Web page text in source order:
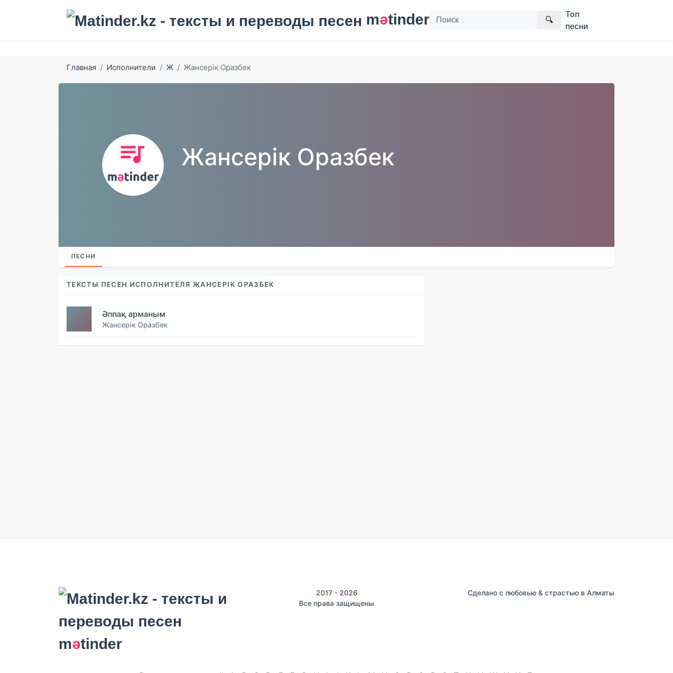
mәtinder 🔍
Топ
песни
Главная Исполнители Ж Жансерік Оразбек
Жансерік Оразбек
ПЕСНИ
ТЕКСТЫ ПЕСЕН ИСПОЛНИТЕЛЯ ЖАНСЕРІК ОРАЗБЕК
Әппақ арманым
Жансерік Оразбек
mәtinder
2017 - 2026
Все права защищены
Сделано с любовью & страстью в Алматы